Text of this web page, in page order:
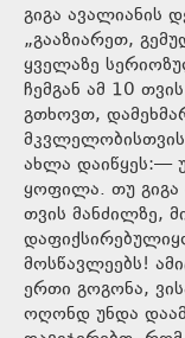
გიგა ავალიანის
„გააზიარეთ,
ყველაზე
ჩემგან ამ 10
გთხოვთ,
ახლა დაიწყეს:—
ყოფილა. თუ
თვის მანძილზე,
მოსწავლეებს!
ერთი გოგონა,
ოღონდ უნდა